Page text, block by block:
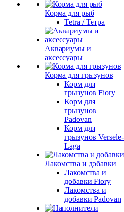
Корма для рыб
Tetra / Тетра
Аквариумы и
аксессуары
Корма для грызунов
Корм для
грызунов Fiory
Корм для
грызунов
Padovan
Корм для
грызунов Versele-
Laga
Лакомства и добавки
Лакомства и
добавки Fiory
Лакомства и
добавки Padovan